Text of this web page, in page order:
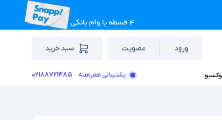
ورود عضویت سبد خرید
پشتیبانی همراهته ۰۲۱۸۸۷۲۱۴۸۵